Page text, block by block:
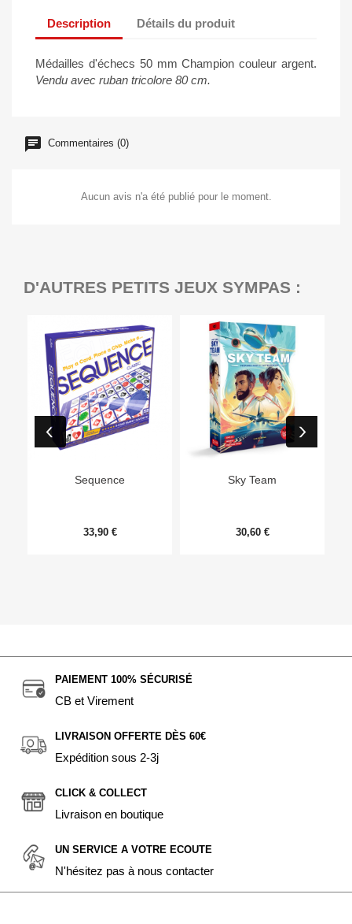
Description Détails du produit
Médailles d'échecs 50 mm Champion couleur argent.
Vendu avec ruban tricolore 80 cm.
Commentaires (0)
Aucun avis n'a été publié pour le moment.
D'AUTRES PETITS JEUX SYMPAS :
Sequence
33,90 €
Sky Team
30,60 €
PAIEMENT 100% SÉCURISÉ
CB et Virement
LIVRAISON OFFERTE DÈS 60€
Expédition sous 2-3j
CLICK & COLLECT
Livraison en boutique
UN SERVICE A VOTRE ECOUTE
N'hésitez pas à nous contacter